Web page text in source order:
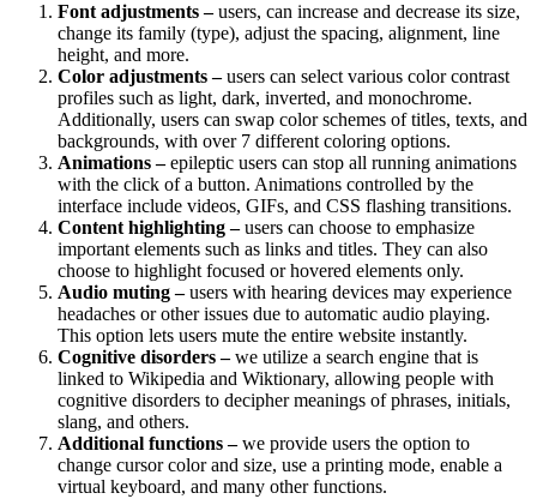
Font adjustments –users, can increase and decrease its size,
change its family (type), adjust the spacing, alignment, line
height, and more.
Color adjustments –users can select various color contrast
profiles such as light, dark, inverted, and monochrome.
Additionally, users can swap color schemes of titles, texts, and
backgrounds, with over 7 different coloring options.
Animations –epileptic users can stop all running animations
with the click of a button. Animations controlled by the
interface include videos, GIFs, and CSS flashing transitions.
Content highlighting –users can choose to emphasize
important elements such as links and titles. They can also
choose to highlight focused or hovered elements only.
Audio muting –users with hearing devices may experience
headaches or other issues due to automatic audio playing.
This option lets users mute the entire website instantly.
Cognitive disorders –we utilize a search engine that is
linked to Wikipedia and Wiktionary, allowing people with
cognitive disorders to decipher meanings of phrases, initials,
slang, and others.
Additional functions –we provide users the option to
change cursor color and size, use a printing mode, enable a
virtual keyboard, and many other functions.